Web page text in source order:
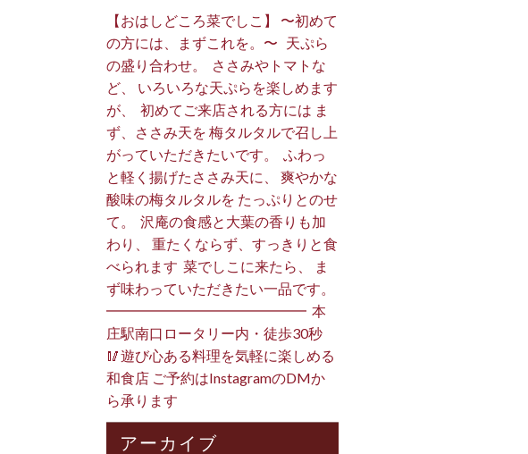
【おはしどころ菜でしこ】 〜初めて
の方には、まずこれを。〜 ⁡ ⁡ 天ぷら
の盛り合わせ。 ⁡ ささみやトマトな
ど、 いろいろな天ぷらを楽しめます
が、 ⁡ 初めてご来店される方には ま
ず、ささみ天を 梅タルタルで召し上
がっていただきたいです。 ⁡ ふわっ
と軽く揚げたささみ天に、 爽やかな
酸味の梅タルタルを たっぷりとのせ
て。 ⁡ 沢庵の食感と大葉の香りも加
わり、 重たくならず、すっきりと食
べられます️ ⁡ 菜でしこに来たら、 ま
ず味わっていただきたい一品です。 ⁡
━━━━━━━━━━━━━━ ⁡ 本
庄駅南口ロータリー内・徒歩30秒
🥢遊び心ある料理を気軽に楽しめる
和食店 ご予約はInstagramのDMか
ら承ります ⁡
アーカイブ